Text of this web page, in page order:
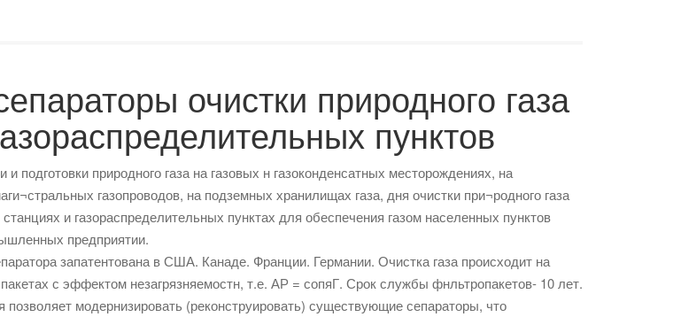
очистки природного газа
пунктов
подготовки природного газа на газовых н газоконденсатных месторождениях, на
газопроводов, на подземных хранилищах газа, дня очистки при¬родного газа
и газораспределительных пунктах для обеспечения газом населенных пунктов
предприятии.
запатентована в США. Канаде. Франции. Германии. Очистка газа происходит на
с эффектом незагрязняемостн, т.е. АР = сопяГ. Срок службы фнльтропакетов- 10 лет.
позволяет модернизировать (реконструировать) существующие сепараторы, что